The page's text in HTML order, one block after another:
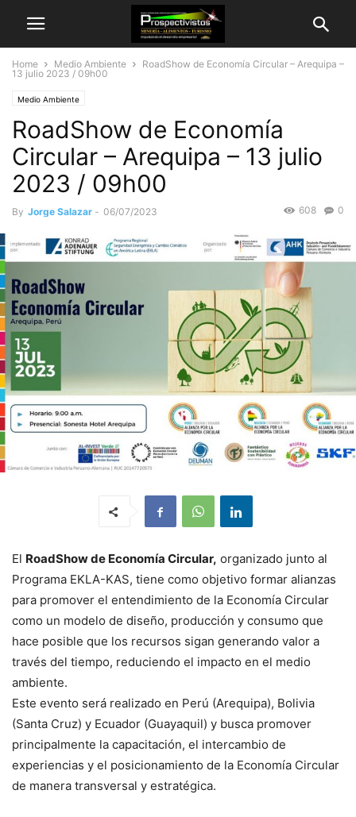
Home Medio Ambiente
RoadShow de Economía Circular – Arequipa –
13 julio 2023 / 09h00
Medio Ambiente
RoadShow de Economía
Circular – Arequipa – 13 julio
2023 / 09h00
By Jorge Salazar - 06/07/2023 0
608
El RoadShow de Economía Circular, organizado junto al
Programa EKLA-KAS, tiene como objetivo formar alianzas
para promover el entendimiento de la Economía Circular
como un modelo de diseño, producción y consumo que
hace posible que los recursos sigan generando valor a
través del tiempo, reduciendo el impacto en el medio
ambiente.
Este evento será realizado en Perú (Arequipa), Bolivia
(Santa Cruz) y Ecuador (Guayaquil) y busca promover
principalmente la capacitación, el intercambio de
experiencias y el posicionamiento de la Economía Circular
de manera transversal y estratégica.